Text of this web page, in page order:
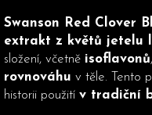
Swanson Red Clover
extrakt z květů jetelu
složení, včetně isoflavonů
rovnováhu v těle. Tento
historii použití v tradiční